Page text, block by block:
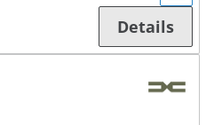
Details